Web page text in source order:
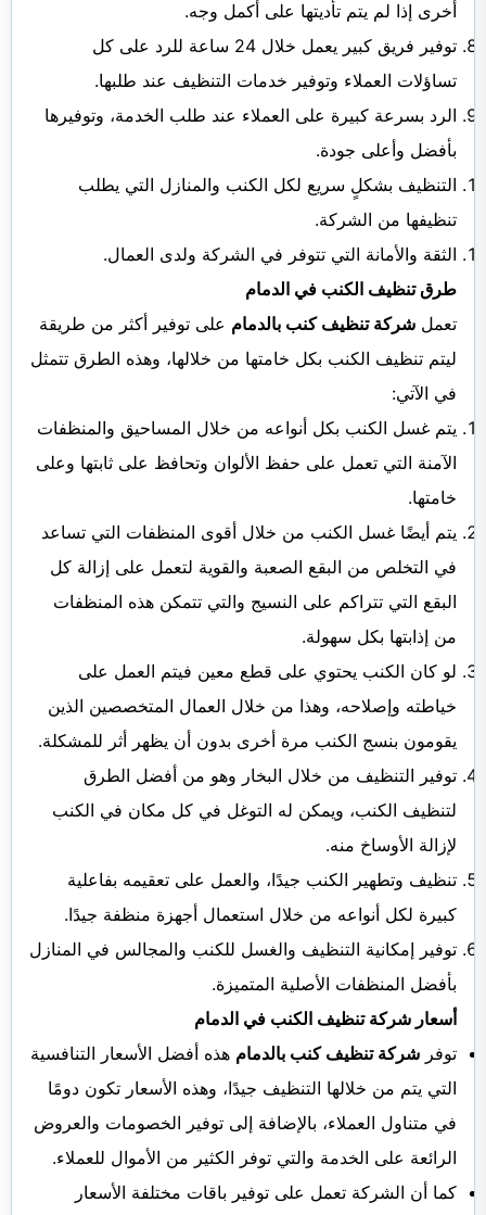
أخرى إذا لم يتم تأديتها على أكمل وجه.
توفير فريق كبير يعمل خلال 24 ساعة للرد على كل
تساؤلات العملاء وتوفير خدمات التنظيف عند طلبها.
الرد بسرعة كبيرة على العملاء عند طلب الخدمة، وتوفيرها
بأفضل وأعلى جودة.
التنظيف بشكلٍ سريع لكل الكنب والمنازل التي يطلب
تنظيفها من الشركة.
الثقة والأمانة التي تتوفر في الشركة ولدى العمال.
طرق تنظيف الكنب في الدمام
تعمل شركة تنظيف كنب بالدمام على توفير أكثر من طريقة
ليتم تنظيف الكنب بكل خامتها من خلالها، وهذه الطرق تتمثل
في الآتي:
يتم غسل الكنب بكل أنواعه من خلال المساحيق والمنظفات
الآمنة التي تعمل على حفظ الألوان وتحافظ على ثابتها وعلى
خامتها.
يتم أيضًا غسل الكنب من خلال أقوى المنظفات التي تساعد
في التخلص من البقع الصعبة والقوية لتعمل على إزالة كل
البقع التي تتراكم على النسيج والتي تتمكن هذه المنظفات
من إذابتها بكل سهولة.
لو كان الكنب يحتوي على قطع معين فيتم العمل على
خياطته وإصلاحه، وهذا من خلال العمال المتخصصين الذين
يقومون بنسج الكنب مرة أخرى بدون أن يظهر أثر للمشكلة.
توفير التنظيف من خلال البخار وهو من أفضل الطرق
لتنظيف الكنب، ويمكن له التوغل في كل مكان في الكنب
لإزالة الأوساخ منه.
تنظيف وتطهير الكنب جيدًا، والعمل على تعقيمه بفاعلية
كبيرة لكل أنواعه من خلال استعمال أجهزة منظفة جيدًا.
توفير إمكانية التنظيف والغسل للكنب والمجالس في المنازل
بأفضل المنظفات الأصلية المتميزة.
أسعار شركة تنظيف الكنب في الدمام
توفر شركة تنظيف كنب بالدمام هذه أفضل الأسعار التنافسية
التي يتم من خلالها التنظيف جيدًا، وهذه الأسعار تكون دومًا
في متناول العملاء، بالإضافة إلى توفير الخصومات والعروض
الرائعة على الخدمة والتي توفر الكثير من الأموال للعملاء.
كما أن الشركة تعمل على توفير باقات مختلفة الأسعار